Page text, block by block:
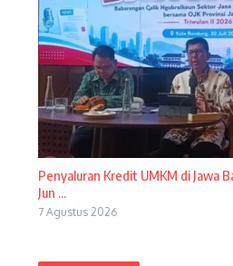
Penyaluran Kredit UMKM di Jawa
Jun ...
7 Agustus 2026